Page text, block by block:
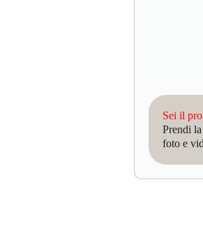
Sei il
Prendi
foto e